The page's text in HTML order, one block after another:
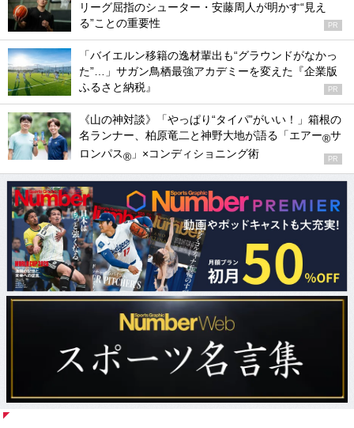
リーグ屈指のシューター・安藤周人が明かす“見え
る”ことの重要性
PR
「バイエルン移籍の逸材輩出も“グラウンドがなかっ
た”…」サガン鳥栖最強アカデミーを変えた『企業版
ふるさと納税』
PR
《山の神対談》「やっぱり“タイパ”がいい！」箱根の
名ランナー、柏原竜二と神野大地が語る「エアー®サ
ロンパス® 」×コンディショニング術 PR